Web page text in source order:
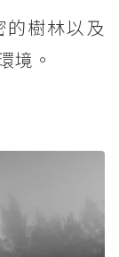
樹林以及
境。